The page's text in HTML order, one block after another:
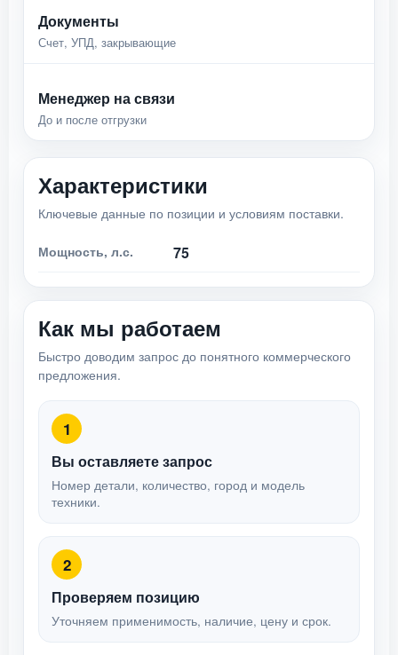
Документы
Счет, УПД, закрывающие
Менеджер на связи
До и после отгрузки
Характеристики
Ключевые данные по позиции и условиям поставки.
Мощность, л.с. 75
Как мы работаем
Быстро доводим запрос до понятного коммерческого
предложения.
1
Вы оставляете запрос
Номер детали, количество, город и модель
техники.
2
Проверяем позицию
Уточняем применимость, наличие, цену и срок.